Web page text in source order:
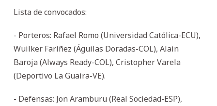
Lista de convocados:
- Porteros: Rafael Romo (Universidad Católica-ECU),
Wuilker Faríñez (Águilas Doradas-COL), Alain
Baroja (Always Ready-COL), Cristopher Varela
(Deportivo La Guaira-VE).
- Defensas: Jon Aramburu (Real Sociedad-ESP),